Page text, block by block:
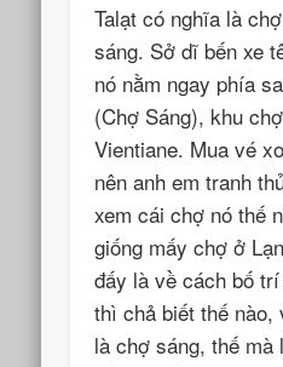
Talạt có nghĩa là
sáng. Sở dĩ bến xe
nó nằm ngay phía
(Chợ Sáng), khu
Vientiane. Mua vé
nên anh em tranh
xem cái chợ nó thế
giống mấy chợ ở
đấy là về cách bố
thì chả biết thế
là chợ sáng, thế mà